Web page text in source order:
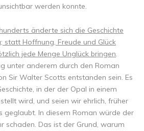
werden konnte.
änderte sich die Geschichte
statt Hoffnung, Freude und Glück
jede Menge Unglück bringen.
unter anderem durch den Roman
Sir Walter Scotts entstanden sein. Es
in der der Opal in einem
wird, und seien wir ehrlich, früher
geglaubt. In diesem Roman würde der
schaden. Das ist der Grund, warum